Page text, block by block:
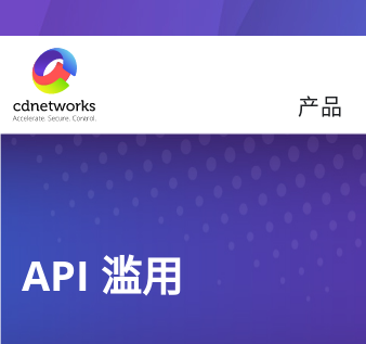
产品
API 滥用